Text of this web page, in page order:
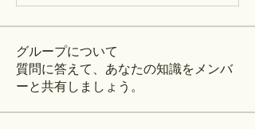
グループについて
質問に答えて、あなたの知識をメンバ
ーと共有しましょう。